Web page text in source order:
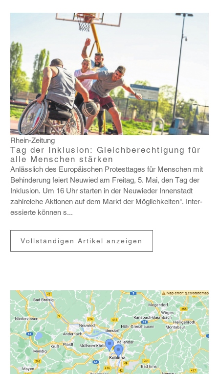
Rhein-Zeitung
Tag der Inklusion: Gleichberechtigung für
alle Menschen stärken
Anläss­lich des Euro­päi­schen Protest­tages für Menschen mit
Behin­de­rung feiert Neuwied am Freitag, 5. Mai, den Tag der
Inklu­sion. Um 16 Uhr starten in der Neuwieder Innen­stadt
zahl­reiche Aktionen auf dem Markt der Möglich­keiten". Inter­
es­sierte können s...
Vollständigen Artikel anzeigen